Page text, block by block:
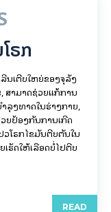
ຣກ
ນເຕີບໃຫຍ່ຂອງຈຸລັງ
ສາມາດຊ່ວຍແກ້ການ
ລຸງທາດໃນຮ່າງກາຍ,​
ຍປ້ອງກັນການເກີດ
ວໂຣກໄຂມັນຕີບຕັນໃນ
ຮັດໃຫ້ເລືອດບໍ່ໄປຕີບ
READ